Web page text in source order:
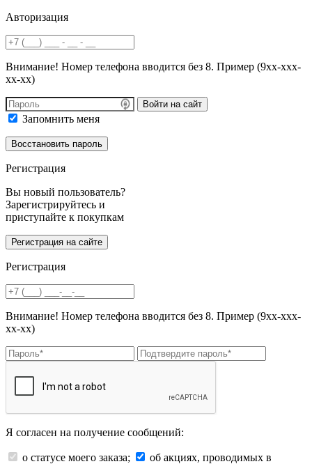
Авторизация
Внимание! Номер телефона вводится без 8. Пример (9хх-ххх-
хх-хх)
Войти на сайт
Запомнить меня
Регистрация
Вы новый пользователь?
Зарегистрируйтесь и
приступайте к покупкам
Регистрация
Внимание! Номер телефона вводится без 8. Пример (9хх-ххх-
хх-хх)
Я согласен на получение сообщений:
о статусе моего заказа;
об акциях, проводимых в